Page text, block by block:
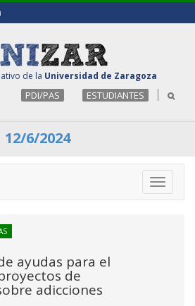
de la Universidad de Zaragoza
PDI/PAS ESTUDIANTES
12/6/2024
Toggle
ayudas para el
de
adicciones